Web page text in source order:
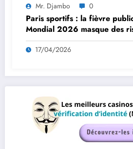
Mr. Djambo 0
Paris sportifs : la fièvre
Mondial 2026 masque des
sanitaires préoccupants
17/04/2026